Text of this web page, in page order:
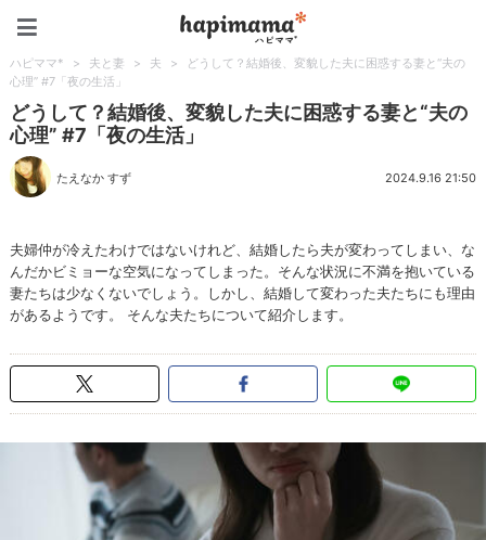
ハピママ* > 夫と妻 > 夫 >
どうして？結婚後、変貌した夫に困惑する妻と“夫の
心理” #7「夜の生活」
どうして？結婚後、変貌した夫に困惑する妻と“夫の
心理” #7「夜の生活」
たえなか すず 2024.9.16 21:50
夫婦仲が冷えたわけではないけれど、結婚したら夫が変わってしまい、な
んだかビミョーな空気になってしまった。そんな状況に不満を抱いている
妻たちは少なくないでしょう。しかし、結婚して変わった夫たちにも理由
があるようです。 そんな夫たちについて紹介します。